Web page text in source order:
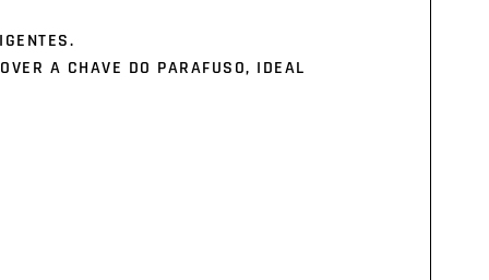
A CHAVE DO PARAFUSO, IDEAL